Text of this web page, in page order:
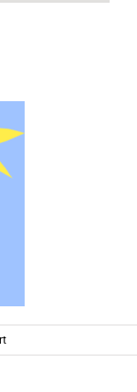
für
KinderKino